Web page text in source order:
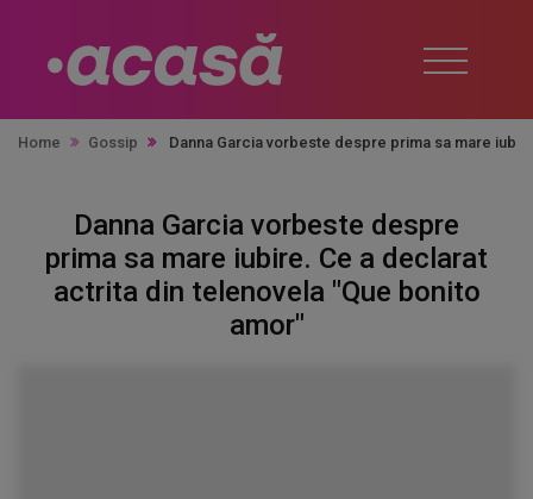
Home Gossip Danna Garcia vorbeste despre prima sa mare
Danna Garcia vorbeste despre
prima sa mare iubire. Ce a declarat
actrita din telenovela "Que bonito
amor"